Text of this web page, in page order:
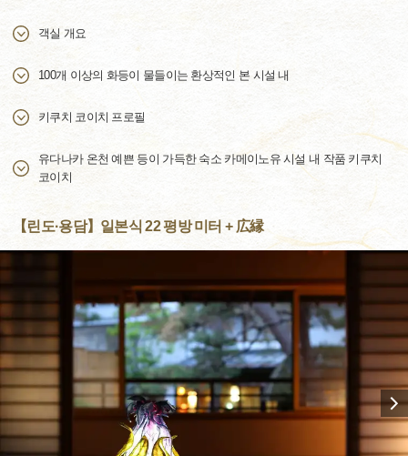
객실 개요
100개 이상의 화등이 물들이는 환상적인 본 시설 내
키쿠치 코이치 프로필
유다나카 온천 예쁜 등이 가득한 숙소 카메이노유 시설 내 작품 키쿠치
코이치
【린도·용담】일본식 22 평방 미터 + 広縁